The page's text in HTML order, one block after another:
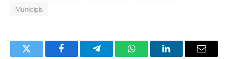
Municipis
Twitter FacebookTelegramWhatsAppLinkedInEmail